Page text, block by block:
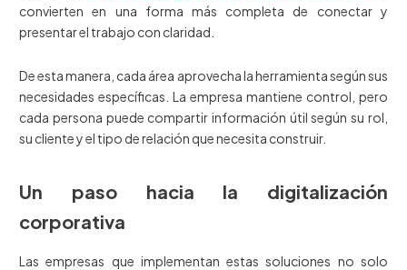
convierten en una forma más completa de conectar y
presentar el trabajo con claridad.
De esta manera, cada área aprovecha la herramienta según sus
necesidades específicas. La empresa mantiene control, pero
cada persona puede compartir información útil según su rol,
su cliente y el tipo de relación que necesita construir.
Un paso hacia la digitalización
corporativa
Las empresas que implementan estas soluciones no solo